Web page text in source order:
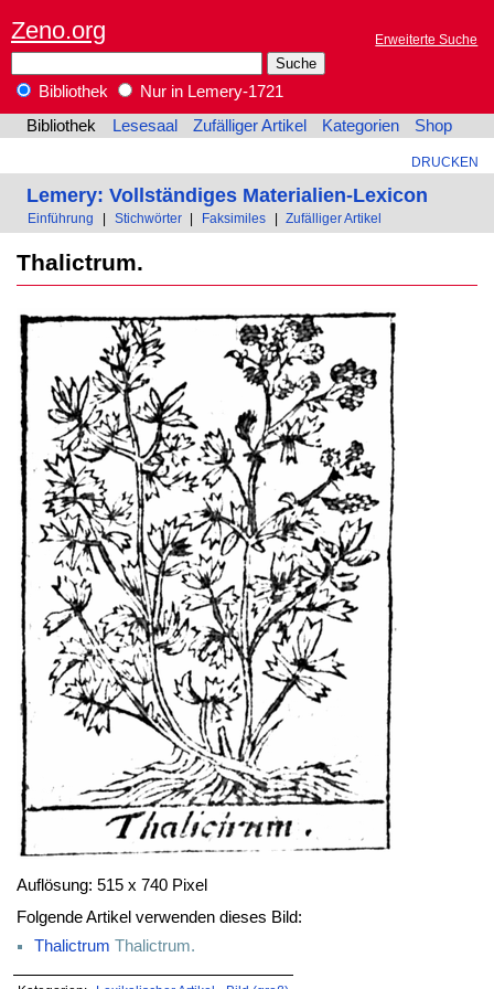
Zeno.org Erweiterte Suche
Bibliothek
Nur in Lemery-1721
Bibliothek
Lesesaal Zufälliger Artikel Kategorien Shop
DRUCKEN
Lemery: Vollständiges Materialien-Lexicon
Einführung Stichwörter Faksimiles Zufälliger Artikel
Thalictrum.
Auflösung: 515 x 740 Pixel
Folgende Artikel verwenden dieses Bild:
Thalictrum Thalictrum.